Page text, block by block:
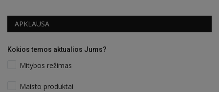
APKLAUSA
Kokios temos aktualios Jums?
Mitybos režimas
Maisto produktai